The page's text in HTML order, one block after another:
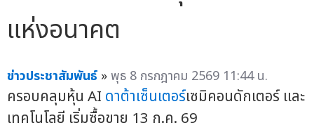
แห่งอนาคต
ข่าวประชาสัมพันธ์ »พุธ 8 กรกฎาคม 2569 11:44 น.
ครอบคลุมหุ้น AI ดาต้าเซ็นเตอร์เซมิคอนดักเตอร์ และ
เทคโนโลยี เริ่มซื้อขาย 13 ก.ค. 69